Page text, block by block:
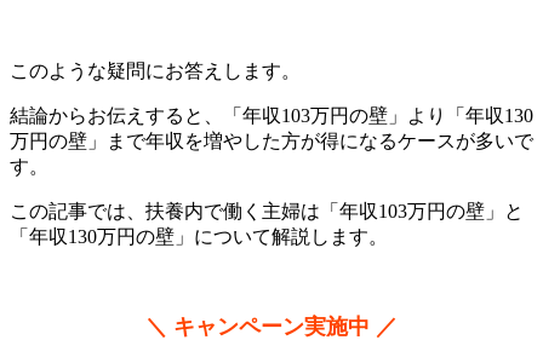
このような疑問にお答えします。
結論からお伝えすると、「年収103万円の壁」より「年収130
万円の壁」まで年収を増やした方が得になるケースが多いで
す。
この記事では、扶養内で働く主婦は「年収103万円の壁」と
「年収130万円の壁」について解説します。
＼ キャンペーン実施中 ／